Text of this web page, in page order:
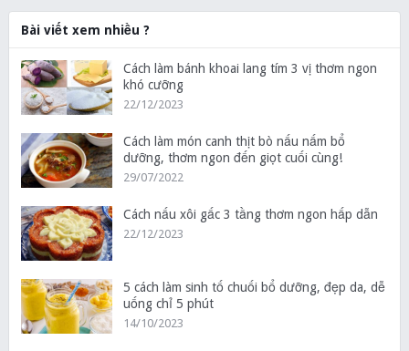
Bài viết xem nhiều ?
Cách làm bánh khoai lang tím 3 vị thơm ngon
khó cưỡng
22/12/2023
Cách làm món canh thịt bò nấu nấm bổ
dưỡng, thơm ngon đến giọt cuối cùng!
29/07/2022
Cách nấu xôi gấc 3 tầng thơm ngon hấp dẫn
22/12/2023
5 cách làm sinh tố chuối bổ dưỡng, đẹp da, dễ
uống chỉ 5 phút
14/10/2023